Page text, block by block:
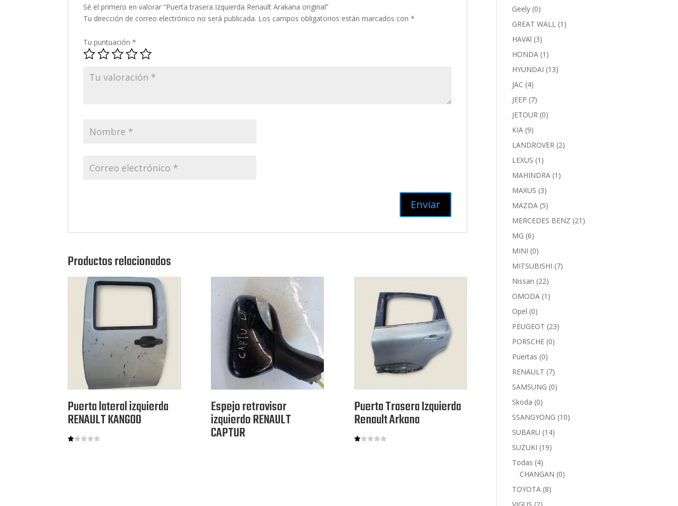
Sé el primero en valorar “Puerta trasera Izquierda Renault Arakana original”
Tu dirección de correo electrónico no será publicada. Los campos obligatorios están marcados con*
Tu puntuación*
Productos relacionados
Puerta lateral izquierda
RENAULT KANGOO
Espejo retrovisor
izquierdo RENAULT
CAPTUR
Puerta Trasera Izquierda
Renault Arkana
Geely (0)
GREAT WALL (1)
HAVAl (3)
HONDA (1)
HYUNDAI (13)
JAC (4)
JEEP (7)
JETOUR (0)
KIA (9)
LANDROVER (2)
LEXUS (1)
MAHINDRA (1)
MAXUS (3)
MAZDA (5)
MERCEDES BENZ (21)
MG (6)
MINI (0)
MITSUBISHI (7)
Nissan (22)
OMODA (1)
Opel (0)
PEUGEOT (23)
PORSCHE (0)
Puertas (0)
RENAULT (7)
SAMSUNG (0)
Skoda (0)
SSANGYONG (10)
SUBARU (14)
SUZUKI (19)
Todas (4)
CHANGAN (0)
TOYOTA (8)